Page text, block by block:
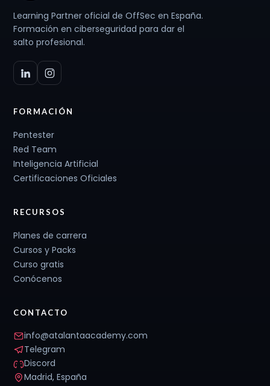
Learning Partner oficial de OffSec en España.
Formación en ciberseguridad para dar el
salto profesional.
FORMACIÓN
Pentester
Red Team
Inteligencia Artificial
Certificaciones Oficiales
RECURSOS
Planes de carrera
Cursos y Packs
Curso gratis
Conócenos
CONTACTO
info@atalantaacademy.com
Telegram
Discord
Madrid, España